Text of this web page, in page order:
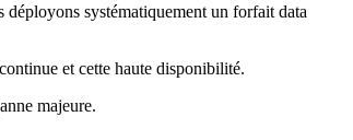
systématiquement un forfait data
et cette haute disponibilité.
majeure.